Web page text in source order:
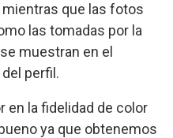
que las fotos
las tomadas por la
muestran en el
perfil.
en la fidelidad de color
ya que obtenemos